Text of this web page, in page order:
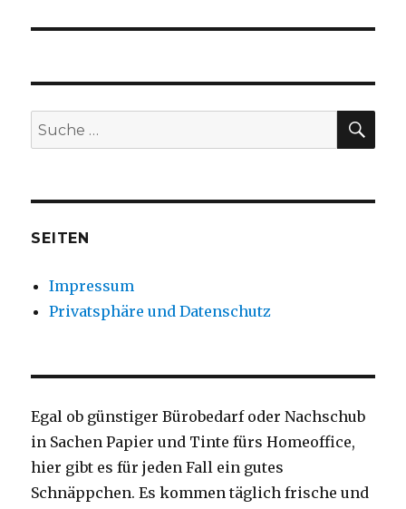
Suche
nach:
SEITEN
Impressum
Privatsphäre und Datenschutz
Egal ob günstiger Bürobedarf oder Nachschub
in Sachen Papier und Tinte fürs Homeoffice,
hier gibt es für jeden Fall ein gutes
Schnäppchen. Es kommen täglich frische und